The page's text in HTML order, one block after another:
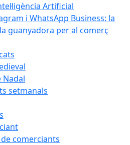
Artificial
i WhatsApp Business: la
guanyadora per al comerç
Nadal
setmanals
comerciants